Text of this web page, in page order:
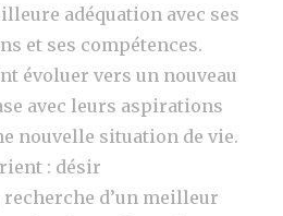
adéquation avec ses
et ses compétences.
évoluer vers un nouveau
avec leurs aspirations
nouvelle situation de vie.
: désir
recherche d’un meilleur